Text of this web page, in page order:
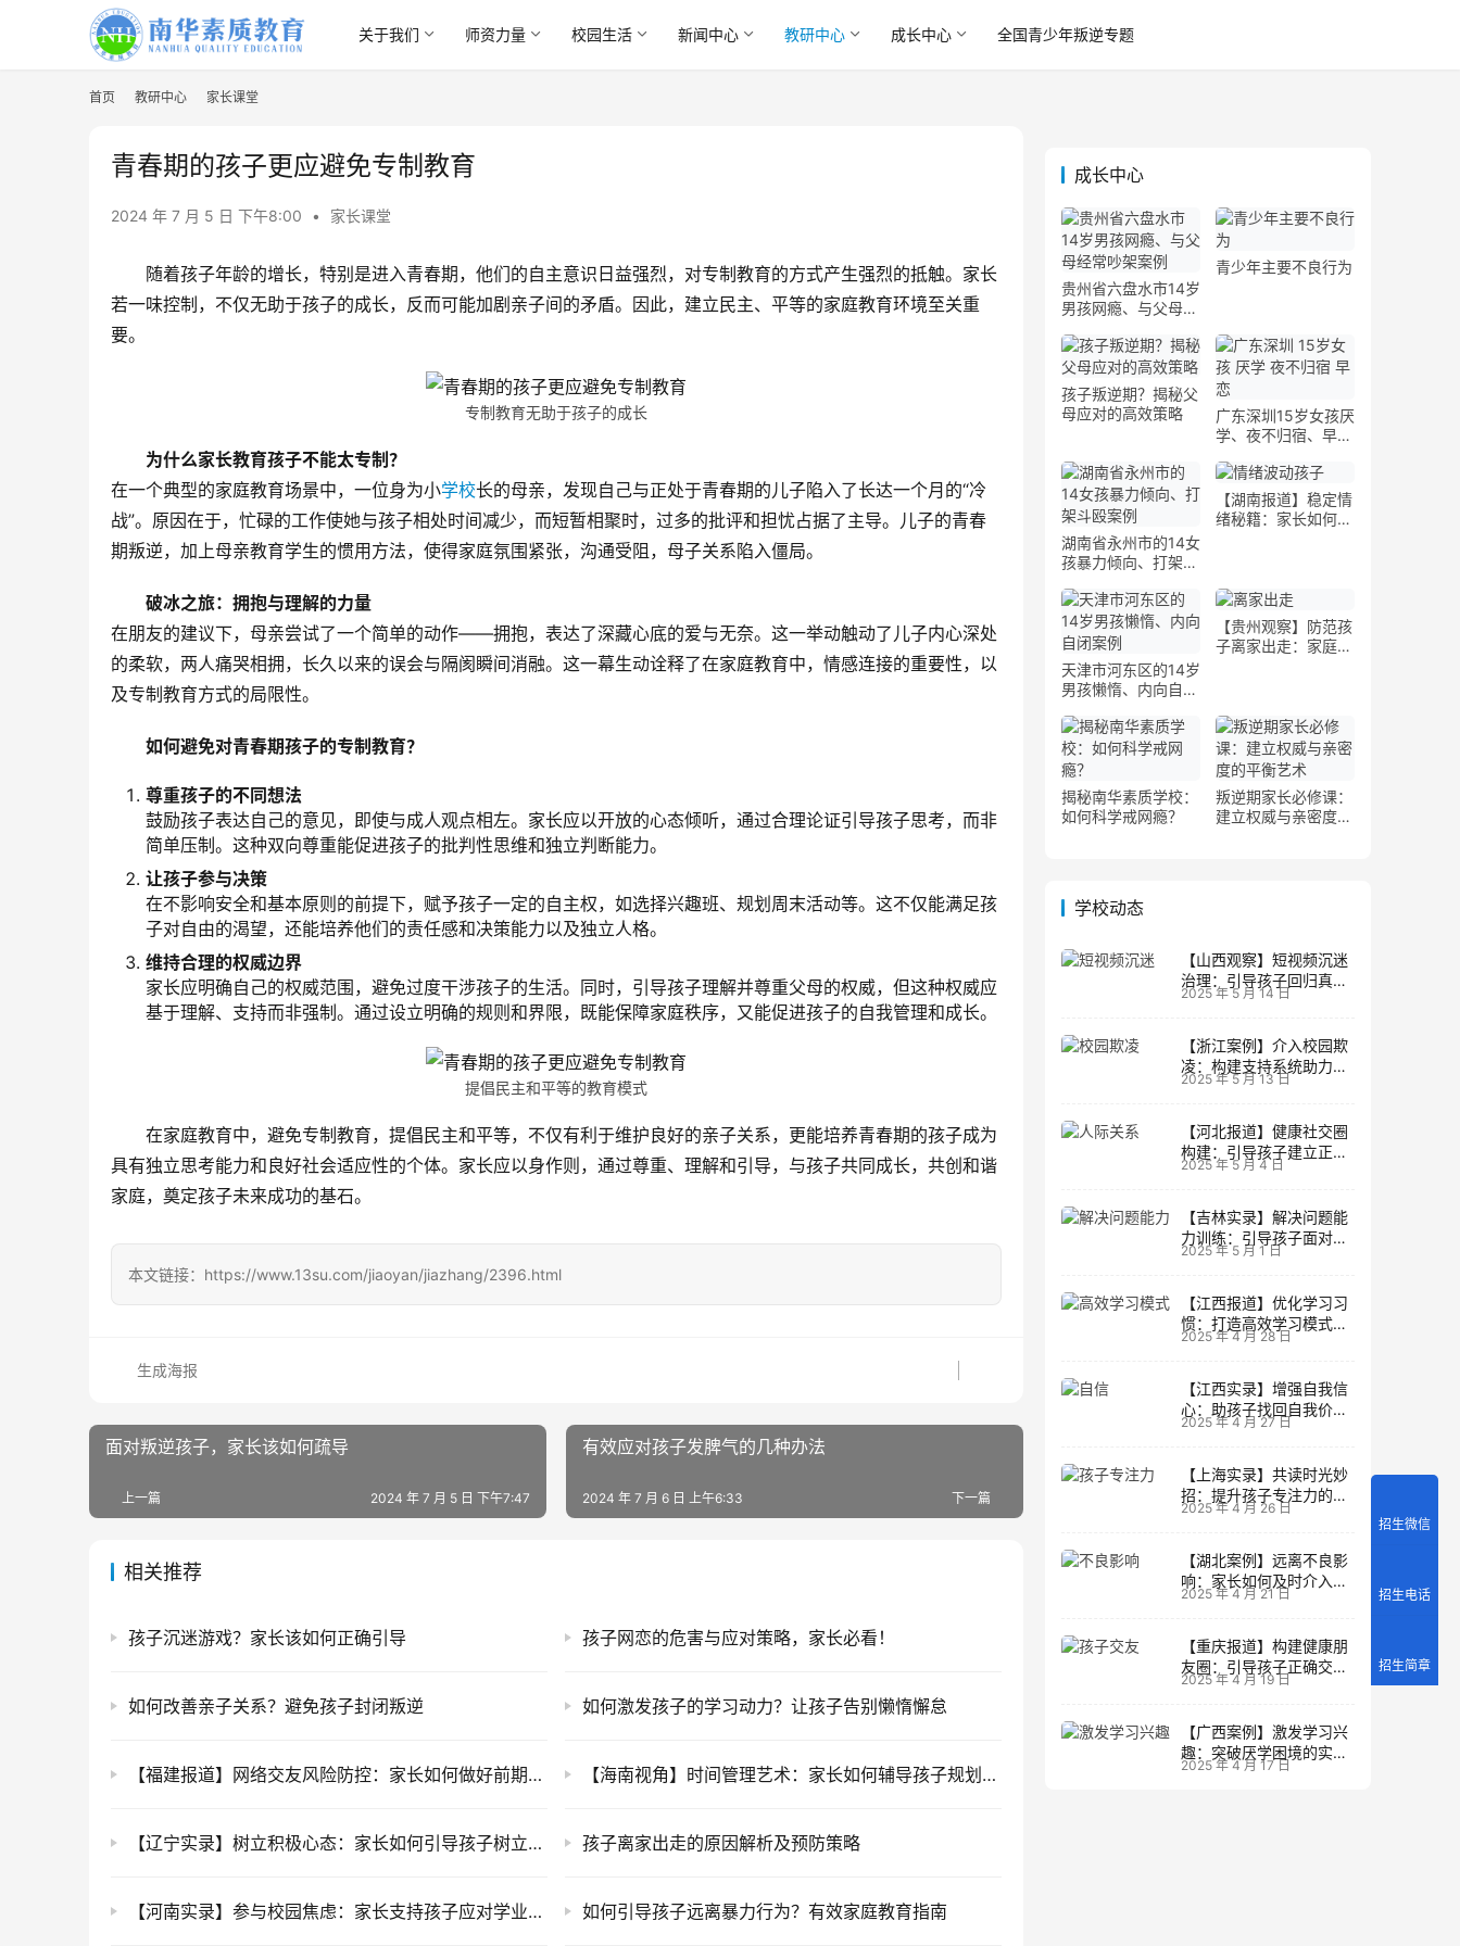
关于我们 师资力量 校园生活 新闻中心 教研中心 成长中心 全国青少年叛逆专题
首页 教研中心 家长课堂
青春期的孩子更应避免专制教育
2024 年 7 月 5 日 下午8:00 • 家长课堂
随着孩子年龄的增长，特别是进入青春期，他们的自主意识日益强烈，对专制教育的方式产生强烈的抵触。家长
若一味控制，不仅无助于孩子的成长，反而可能加剧亲子间的矛盾。因此，建立民主、平等的家庭教育环境至关重
要。
专制教育无助于孩子的成长
为什么家长教育孩子不能太专制？
在一个典型的家庭教育场景中，一位身为小学校长的母亲，发现自己与正处于青春期的儿子陷入了长达一个月的“冷
战”。原因在于，忙碌的工作使她与孩子相处时间减少，而短暂相聚时，过多的批评和担忧占据了主导。儿子的青春
期叛逆，加上母亲教育学生的惯用方法，使得家庭氛围紧张，沟通受阻，母子关系陷入僵局。
破冰之旅：拥抱与理解的力量
在朋友的建议下，母亲尝试了一个简单的动作——拥抱，表达了深藏心底的爱与无奈。这一举动触动了儿子内心深处
的柔软，两人痛哭相拥，长久以来的误会与隔阂瞬间消融。这一幕生动诠释了在家庭教育中，情感连接的重要性，以
及专制教育方式的局限性。
如何避免对青春期孩子的专制教育？
尊重孩子的不同想法
鼓励孩子表达自己的意见，即使与成人观点相左。家长应以开放的心态倾听，通过合理论证引导孩子思考，而非
简单压制。这种双向尊重能促进孩子的批判性思维和独立判断能力。
让孩子参与决策
在不影响安全和基本原则的前提下，赋予孩子一定的自主权，如选择兴趣班、规划周末活动等。这不仅能满足孩
子对自由的渴望，还能培养他们的责任感和决策能力以及独立人格。
维持合理的权威边界
家长应明确自己的权威范围，避免过度干涉孩子的生活。同时，引导孩子理解并尊重父母的权威，但这种权威应
基于理解、支持而非强制。通过设立明确的规则和界限，既能保障家庭秩序，又能促进孩子的自我管理和成长。
提倡民主和平等的教育模式
在家庭教育中，避免专制教育，提倡民主和平等，不仅有利于维护良好的亲子关系，更能培养青春期的孩子成为
具有独立思考能力和良好社会适应性的个体。家长应以身作则，通过尊重、理解和引导，与孩子共同成长，共创和谐
家庭，奠定孩子未来成功的基石。
本文链接：https://www.13su.com/jiaoyan/jiazhang/2396.html
生成海报
面对叛逆孩子，家长该如何疏导
上一篇 2024 年 7 月 5 日 下午7:47
有效应对孩子发脾气的几种办法
下一篇
2024 年 7 月 6 日 上午6:33
相关推荐
孩子沉迷游戏？家长该如何正确引导 孩子网恋的危害与应对策略，家长必看！
如何改善亲子关系？避免孩子封闭叛逆 如何激发孩子的学习动力？让孩子告别懒惰懈怠
【福建报道】网络交友风险防控：家长如何做好前期预防 【海南视角】时间管理艺术：家长如何辅导孩子规划生活
【辽宁实录】树立积极心态：家长如何引导孩子树立正面观念 孩子离家出走的原因解析及预防策略
【河南实录】参与校园焦虑：家长支持孩子应对学业压力的策略 如何引导孩子远离暴力行为？有效家庭教育指南
成长中心
贵州省六盘水市14岁
男孩网瘾、与父母经
青少年主要不良行为
孩子叛逆期？揭秘父
母应对的高效策略
广东深圳15岁女孩厌
学、夜不归宿、早恋
湖南省永州市的14女
孩暴力倾向、打架斗
【湖南报道】稳定情
绪秘籍：家长如何帮
天津市河东区的14岁
男孩懒惰、内向自闭
【贵州观察】防范孩
子离家出走：家庭与
揭秘南华素质学校：
如何科学戒网瘾？
叛逆期家长必修课：
建立权威与亲密度的
学校动态
【山西观察】短视频沉迷
治理：引导孩子回归真实
生活
2025 年 5 月 14 日
【浙江案例】介入校园欺
凌：构建支持系统助力孩
子成长
2025 年 5 月 13 日
【河北报道】健康社交圈
构建：引导孩子建立正向
人际关系
2025 年 5 月 4 日
【吉林实录】解决问题能
力训练：引导孩子面对主
动挑战
2025 年 5 月 1 日
【江西报道】优化学习习
惯：打造高效学习模式的
实用技巧
2025 年 4 月 28 日
【江西实录】增强自我信
心：助孩子找回自我价值
的策略
2025 年 4 月 27 日
【上海实录】共读时光妙
招：提升孩子专注力的阅
读策略
2025 年 4 月 26 日
【湖北案例】远离不良影
响：家长如何及时介入调
整方向
2025 年 4 月 21 日
【重庆报道】构建健康朋
友圈：引导孩子正确交友
的实践经验
2025 年 4 月 19 日
【广西案例】激发学习兴
趣：突破厌学困境的实战
经验
2025 年 4 月 17 日
招生微信
招生电话
招生简章